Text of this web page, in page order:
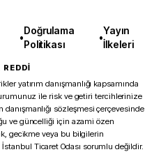
•
Doğrulama
Politikası
•
Yayın
İlkeleri
yatırım danışmanlığı kapsamında
ile risk ve getiri tercihlerinize
sözleşmesi çerçevesinde
ve güncelliği için azami özen
gecikme veya bu bilgilerin
Ticaret Odası sorumlu değildir.